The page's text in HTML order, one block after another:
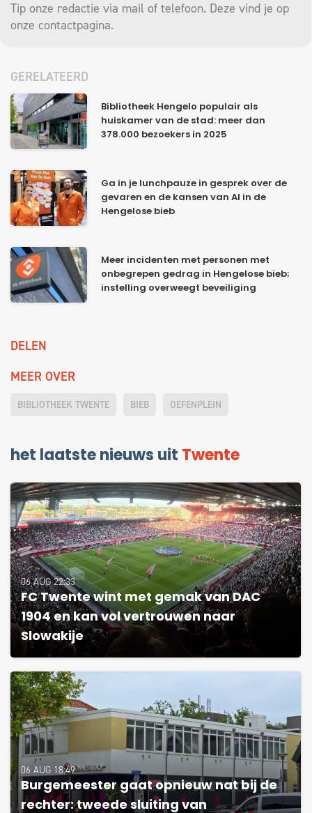
Tip onze redactie via mail of telefoon. Deze vind je op
onze contactpagina.
GERELATEERD
Bibliotheek Hengelo populair als
huiskamer van de stad: meer dan
378.000 bezoekers in 2025
Ga in je lunchpauze in gesprek over de
gevaren en de kansen van AI in de
Hengelose bieb
Meer incidenten met personen met
onbegrepen gedrag in Hengelose bieb;
instelling overweegt beveiliging
DELEN
MEER OVER
BIBLIOTHEEK TWENTE BIEB OEFENPLEIN
het laatste nieuws uit Twente
06 AUG 22:33
FC Twente wint met gemak van DAC
1904 en kan vol vertrouwen naar
Slowakije
06 AUG 18:49
Burgemeester gaat opnieuw nat bij de
rechter: tweede sluiting van